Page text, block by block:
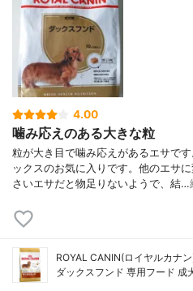
4.00
噛み応えのある大きな粒
粒が大き目で噛み応えがあるエサで
ックスのお気に入りです。他のエサ
さいエサだと物足りないようで、結…
ROYAL CANIN(ロイヤルカナ
ダックスフンド 専用フード 成